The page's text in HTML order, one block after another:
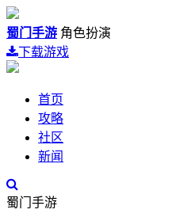
蜀门手游 角色扮演
下载游戏
首页
攻略
社区
新闻
蜀门手游